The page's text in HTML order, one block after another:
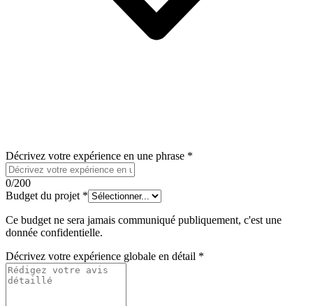
Décrivez votre expérience en une phrase *
0/200
Budget du projet *
Ce budget ne sera jamais communiqué publiquement, c'est une
donnée confidentielle.
Décrivez votre expérience globale en détail *